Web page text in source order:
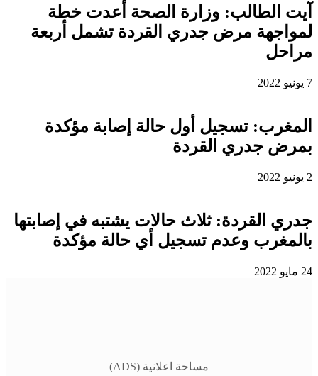
آيت الطالب: وزارة الصحة أعدت خطة
لمواجهة مرض جدري القردة تشمل أربعة
مراحل
7 يونيو 2022
المغرب: تسجيل أول حالة إصابة مؤكدة
بمرض جدري القردة
2 يونيو 2022
جدري القردة: ثلاث حالات يشتبه في إصابتها
بالمغرب وعدم تسجيل أي حالة مؤكدة
24 مايو 2022
مساحة اعلانية (ADS)